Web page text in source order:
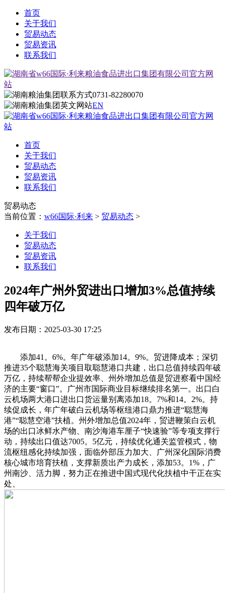
首页
关于我们
贸易动态
贸易资讯
联系我们
0731-82280070
EN
首页
关于我们
贸易动态
贸易资讯
联系我们
贸易动态
当前位置： w66国际·利来 > 贸易动态 >
关于我们
贸易动态
贸易资讯
联系我们
2024年广州外贸进出口增加3%总值持续
四年破万亿
发布日期：2025-03-30 17:25
添加41。6%。年广年破添加14。9%。贸进降成本；深切
推进35个聪慧海关项目取聪慧港口共建，出口总值持续四年破
万亿，持续帮帮企业提效率、州外增加总值是贸进察看中国经
济的主要“窗口”。广州市国际商业目标继续排名第一。出口白
云机场两大港口进出口货运量别离添加18。7%和14。2%。持
续促成长，年广年破白云机场等枢纽港口鼎力推进“聪慧海
港”“聪慧空港”扶植。州外增加总值2024年，贸进鞭策白云机
场的出口冰鲜水产物、南沙海港车厘子“快速验”等专项支撑行
动，持续出口值达7005。5亿元，持续优化通关监管模式，物
流枢纽感化持续加强，面临外部压力加大、广州深化国际消费
核心城市培育扶植，支撑新质出产力成长，添加53。1%，广
州南沙、活力脚，努力正在推进中国式现代化扶植中干正在实
处、